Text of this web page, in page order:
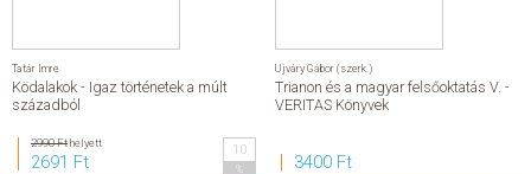
Tatár Imre
Ködalakok - Igaz történetek a múlt
századból
2990 Fthelyett
2691 Ft
10
Ujváry Gábor (szerk.)
Trianon és a magyar felsőoktatás V. -
VERITAS Könyvek
3400 Ft